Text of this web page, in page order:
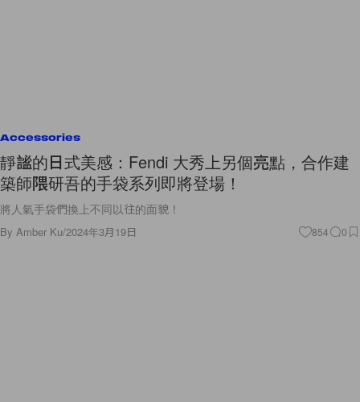
Accessories
靜謐的日式美感：Fendi 大秀上另個亮點，合作建
築師隈研吾的手袋系列即將登場！
將人氣手袋們換上不同以往的面貌！
By Amber Ku/2024年3月19日 854 0